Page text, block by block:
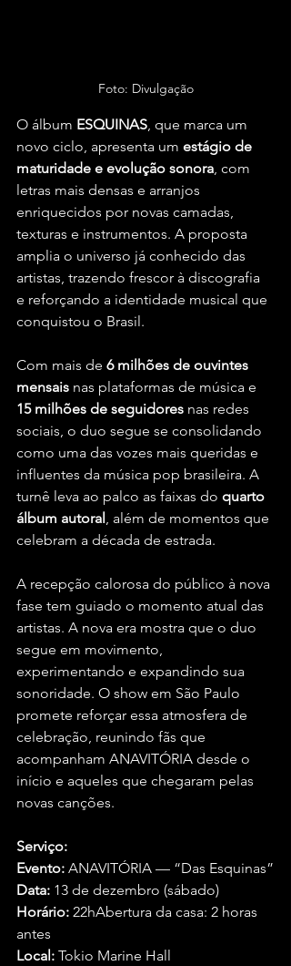
Foto: Divulgação
O álbum ESQUINAS, que marca um
novo ciclo, apresenta um estágio de
maturidade e evolução sonora, com
letras mais densas e arranjos
enriquecidos por novas camadas,
texturas e instrumentos. A proposta
amplia o universo já conhecido das
artistas, trazendo frescor à discografia
e reforçando a identidade musical que
conquistou o Brasil.
Com mais de 6 milhões de ouvintes
mensais nas plataformas de música e
15 milhões de seguidores nas redes
sociais, o duo segue se consolidando
como uma das vozes mais queridas e
influentes da música pop brasileira. A
turnê leva ao palco as faixas do quarto
álbum autoral , além de momentos que
celebram a década de estrada.
A recepção calorosa do público à nova
fase tem guiado o momento atual das
artistas. A nova era mostra que o duo
segue em movimento,
experimentando e expandindo sua
sonoridade. O show em São Paulo
promete reforçar essa atmosfera de
celebração, reunindo fãs que
acompanham ANAVITÓRIA desde o
início e aqueles que chegaram pelas
novas canções.
Serviço:
Evento: ANAVITÓRIA — “Das Esquinas”
Data: 13 de dezembro (sábado)
Horário: 22hAbertura da casa: 2 horas
antes
Local: Tokio Marine Hall